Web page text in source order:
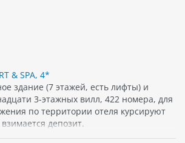
& SPA, 4*
здание (7 этажей, есть лифты) и
3-этажных вилл, 422 номера, для
по территории отеля курсируют
депозит.